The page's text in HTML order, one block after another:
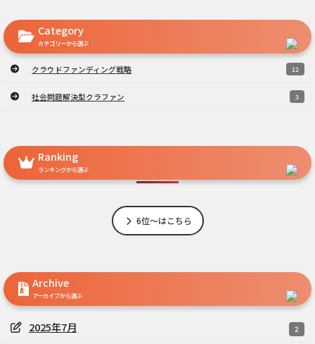
Category
カテゴリーから選ぶ
クラウドファンディング戦略 12
社会問題解決型クラファン 3
Ranking
ランキングから選ぶ
6位～はこちら
Archive
アーカイブから選ぶ
2025年7月 2